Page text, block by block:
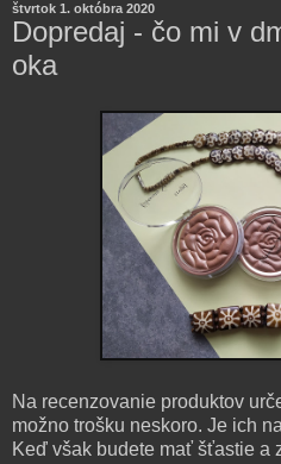
štvrtok 1. októbra 2020
Dopredaj - čo mi v
oka
Na recenzovanie produktov
možno trošku neskoro. Je ich
Keď však budete mať šťastie a